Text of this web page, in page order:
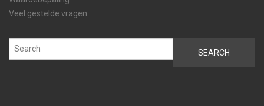
Veel gestelde vragen